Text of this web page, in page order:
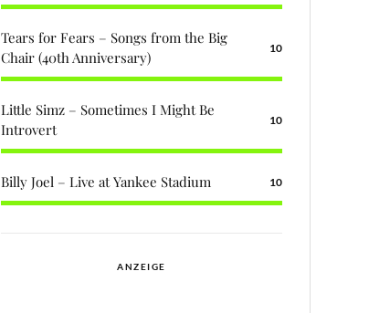
Tears for Fears – Songs from the Big
Chair (40th Anniversary)
10
Little Simz – Sometimes I Might Be
Introvert
10
Billy Joel – Live at Yankee Stadium 10
ANZEIGE